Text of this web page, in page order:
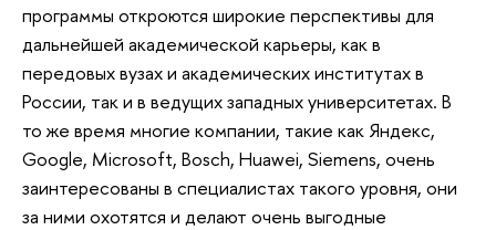
программы откроются широкие перспективы для
дальнейшей академической карьеры, как в
передовых вузах и академических институтах в
России, так и в ведущих западных университетах. В
то же время многие компании, такие как Яндекс,
Google, Microsoft, Bosch, Huawei, Siemens, очень
заинтересованы в специалистах такого уровня, они
за ними охотятся и делают очень выгодные